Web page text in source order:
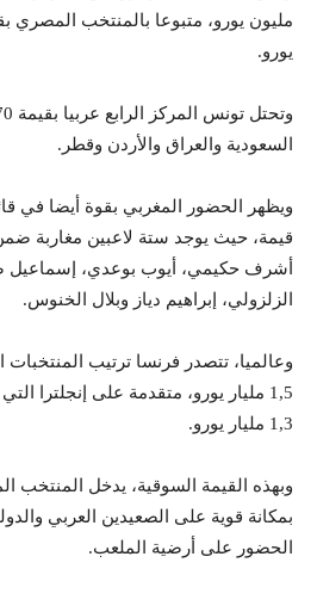
يورو.
السعودية والعراق والأردن وقطر.
ويظهر الحضور المغربي بقوة أيضا في
قيمة، حيث يوجد ستة لاعبين مغاربة
أشرف حكيمي، أيوب بوعدي، إسماعيل
الزلزولي، إبراهيم دياز وبلال الخنوس.
وعالميا، تتصدر فرنسا ترتيب المنتخبات
1,5 مليار يورو، متقدمة على إنجلترا
1,3 مليار يورو.
بمكانة قوية على الصعيدين العربي
الحضور على أرضية الملعب.